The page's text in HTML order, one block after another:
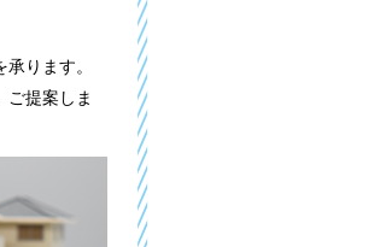
ります。
ご提案しま